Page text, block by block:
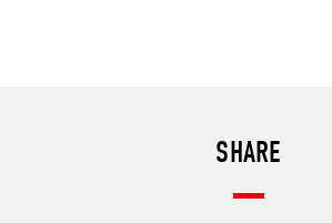
SHARE